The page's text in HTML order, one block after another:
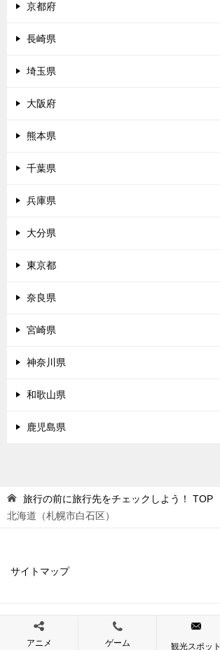
京都府
長崎県
埼玉県
大阪府
熊本県
千葉県
兵庫県
大分県
東京都
奈良県
宮崎県
神奈川県
和歌山県
鹿児島県
旅行の前に旅行先をチェックしよう！
TOP
北海道（札幌市白石区）
サイトマップ
© 2019 旅行の前に旅行先をチェックしよう！
アニメ ゲーム 観光スポット